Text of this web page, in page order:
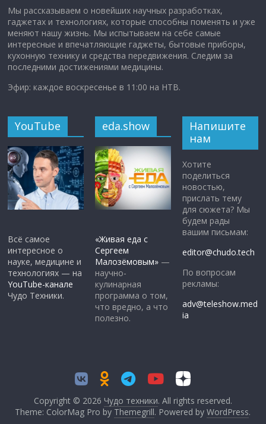
Мы рассказываем о новейших научных разработках,
гаджетах и технологиях, которые способны поменять и уже
меняют нашу жизнь. Мы испытываем на себе самые
интересные и впечатляющие гаджеты, бытовые приборы,
кухонную технику и средства передвижения. Следим за
последними достижениями медицины.
Эфир: каждое воскресенье в 11:00 на НТВ.
YouTube
Всё самое
интересное о
науке, медицине и
технологиях — на
YouTube-канале
Чудо Техники.
eda.show
«Живая еда с
Сергеем
Малозёмовым» —
научно-
кулинарная
программа о том,
что вредно, а что
полезно.
Напишите
нам
Хотите
поделиться
новостью,
прислать тему
для сюжета? Мы
будем рады
вашим письмам:
editor@chudo.tech
По вопросам
рекламы:
adv@teleshow.med
ia
Copyright © 2026 Чудо техники. All rights reserved.
Theme: ColorMag Pro by Themegrill. Powered byWordPress.